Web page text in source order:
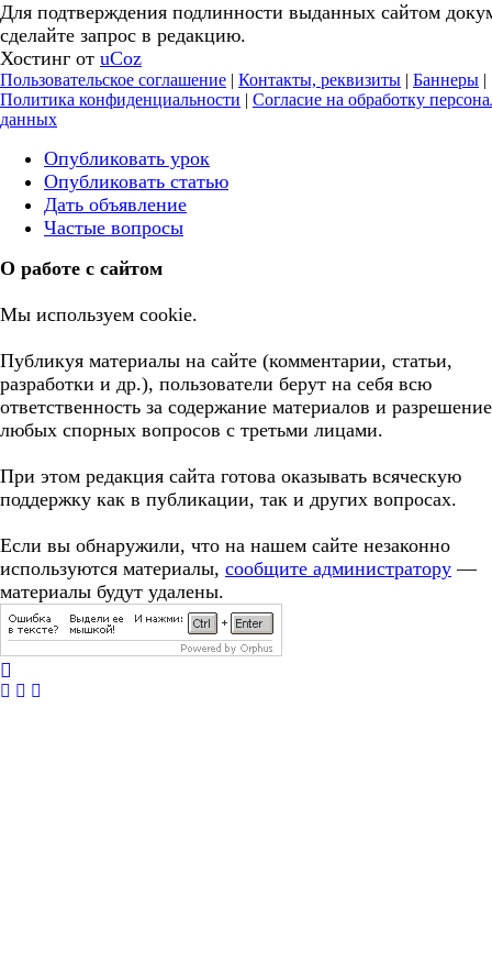
Для подтверждения подлинности выданных сайтом
сделайте запрос в редакцию.
Хостинг от uCoz
Пользовательское соглашение | Контакты, реквизиты | Баннеры |
Политика конфиденциальности | Согласие на обработку
данных
Опубликовать урок
Опубликовать статью
Дать объявление
Частые вопросы
О работе с сайтом
Мы используем cookie.
Публикуя материалы на сайте (комментарии, статьи,
разработки и др.), пользователи берут на себя всю
ответственность за содержание материалов и разрешение
любых спорных вопросов с третьми лицами.
При этом редакция сайта готова оказывать всяческую
поддержку как в публикации, так и других вопросах.
Если вы обнаружили, что на нашем сайте незаконно
используются материалы, сообщите администратору —
материалы будут удалены.